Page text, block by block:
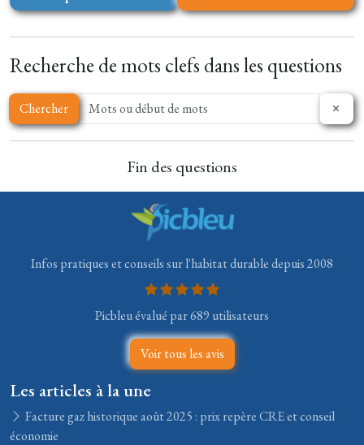
Recherche de mots clefs dans les questions
Chercher
Fin des questions
Infos pratiques et conseils sur l'habitat durable depuis 2008
Picbleu évalué par 689 utilisateurs
Voir tous les avis
Les articles à la une
Facture gaz historique août 2025 : prix repère CRE et conseil
économie